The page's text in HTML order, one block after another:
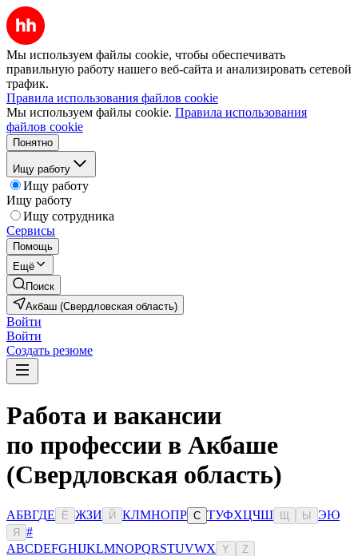
Мы используем файлы cookie, чтобы обеспечивать
правильную работу нашего веб-сайта и анализировать сетевой
трафик.
Правила использования файлов cookie
Мы используем файлы cookie. Правила использования
файлов cookie
Понятно
Ищу работу
Ищу работу
Ищу работу
Ищу сотрудника
Сервисы
Помощь
Ещё
Поиск
Акбаш (Свердловская область)
Войти
Войти
Создать резюме
Работа и вакансии
по профессии в Акбаше
(Свердловская область)
АБВГДЕ Ё ЖЗИ Й КЛМНОПР С ТУФХЦЧШ Ы ЭЮ
Я
#
ABCDEFGHIJKLMNOPQRSTUVWX Y Z